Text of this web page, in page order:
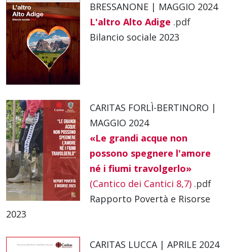
BRESSANONE | MAGGIO 2024
L'altro Alto Adige .pdf
Bilancio sociale 2023
CARITAS FORLÌ-BERTINORO |
MAGGIO 2024
«Le grandi acque non
possono spegnere l'amore
né i fiumi travolgerlo»
(Cantico dei Cantici 8,7) .pdf
Rapporto Povertà e Risorse
2023
CARITAS LUCCA | APRILE 2024